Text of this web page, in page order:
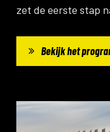
zet de eerste stap
Bekijk het